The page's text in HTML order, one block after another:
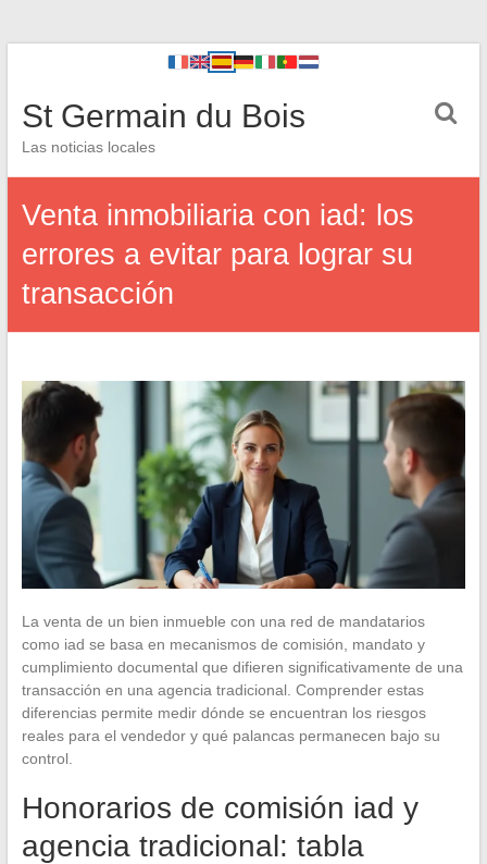
St Germain du Bois
Las noticias locales
Venta inmobiliaria con iad: los
errores a evitar para lograr su
transacción
La venta de un bien inmueble con una red de mandatarios
como iad se basa en mecanismos de comisión, mandato y
cumplimiento documental que difieren significativamente de una
transacción en una agencia tradicional. Comprender estas
diferencias permite medir dónde se encuentran los riesgos
reales para el vendedor y qué palancas permanecen bajo su
control.
Honorarios de comisión iad y
agencia tradicional: tabla